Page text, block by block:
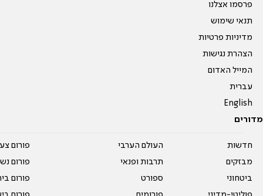
פרסמו אצלנו
תנאי שימוש
מדיניות פרטיות
הצהרת נגישות
המייל האדום
עברית
English
מדורים
חדשות
מבזקים
ביטחוני
העולם הערבי
תרבות ופנאי
ספורט
פורום
פורום
פורום